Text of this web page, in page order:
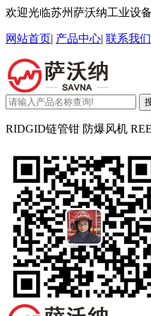
欢迎光临苏州萨沃纳工业设
网站首页| 产品中心| 联系我们
RIDGID链管钳 防爆风机